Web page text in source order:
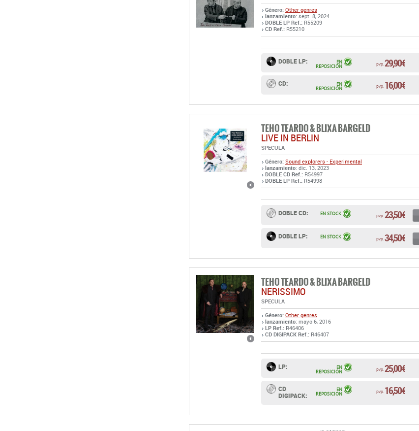
Género: Other genres
lanzamiento: sept. 8, 2024
DOBLE LP Ref.: R55209
CD Ref.: R55210
DOBLE LP: pvp. 29,90 €
EN
REPOSICIÓN
CD: pvp. 16,00 €
EN
REPOSICIÓN
TEHO TEARDO & BLIXA BARGELD
LIVE IN BERLIN
SPECULA
Género: Sound explorers - Experimental
lanzamiento: dic. 13, 2023
DOBLE CD Ref.: R54997
DOBLE LP Ref.: R54998
DOBLE CD: pvp. 23,50 €
EN STOCK
DOBLE LP: pvp. 34,50 €
EN STOCK
TEHO TEARDO & BLIXA BARGELD
NERISSIMO
SPECULA
Género: Other genres
lanzamiento: mayo 6, 2016
LP Ref.: R46406
CD DIGIPACK Ref.: R46407
LP: pvp. 25,00 €
EN
REPOSICIÓN
CD
DIGIPACK:
pvp. 16,50 €
EN
REPOSICIÓN